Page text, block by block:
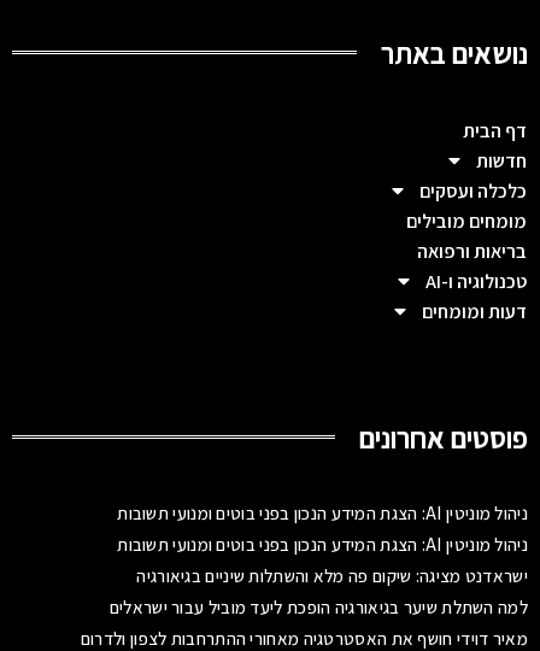
נושאים באתר
דף הבית
חדשות
כלכלה ועסקים
מומחים מובילים
בריאות ורפואה
טכנולוגיה ו-AI
דעות ומומחים
פוסטים אחרונים
ניהול מוניטין AI: הצגת המידע הנכון בפני בוטים ומנועי תשובות
ניהול מוניטין AI: הצגת המידע הנכון בפני בוטים ומנועי תשובות
ישראדנט מציגה: שיקום פה מלא והשתלות שיניים בגיאורגיה
למה השתלת שיער בגיאורגיה הופכת ליעד מוביל עבור ישראלים
מאיר דוידי חושף את האסטרטגיה מאחורי ההתרחבות לצפון ולדרום